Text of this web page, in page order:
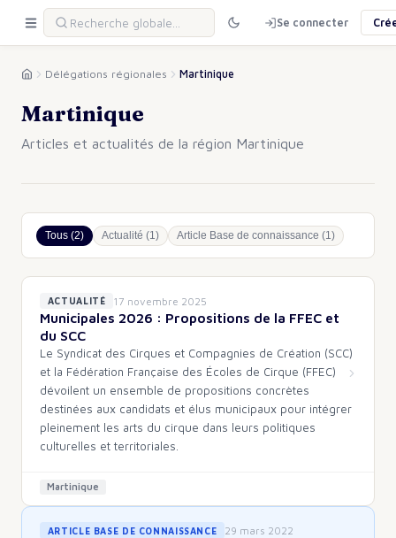
Se connecter
Délégations régionales Martinique
Martinique
Articles et actualités de la région Martinique
Tous (2) Actualité (1) Article Base de connaissance (1)
ACTUALITÉ 17 novembre 2025
Municipales 2026 : Propositions de la FFEC et
du SCC
Le Syndicat des Cirques et Compagnies de Création (SCC)
et la Fédération Française des Écoles de Cirque (FFEC)
dévoilent un ensemble de propositions concrètes
destinées aux candidats et élus municipaux pour intégrer
pleinement les arts du cirque dans leurs politiques
culturelles et territoriales.
Martinique
ARTICLE BASE DE CONNAISSANCE 29 mars 2022